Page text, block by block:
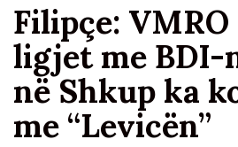
Filipçe:
ligjet me BDI-
në Shkup ka
me “Levicën”